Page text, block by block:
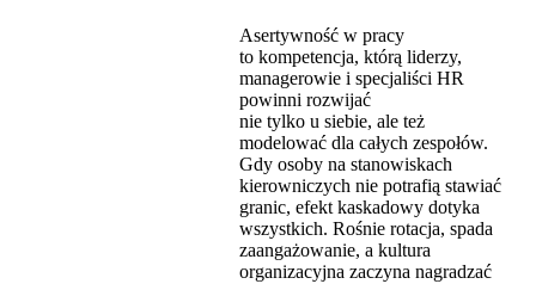
Asertywność w pracy
to kompetencja, którą liderzy,
managerowie i specjaliści HR
powinni rozwijać
nie tylko u siebie, ale też
modelować dla całych zespołów.
Gdy osoby na stanowiskach
kierowniczych nie potrafią stawiać
granic, efekt kaskadowy dotyka
wszystkich. Rośnie rotacja, spada
zaangażowanie, a kultura
organizacyjna zaczyna nagradzać